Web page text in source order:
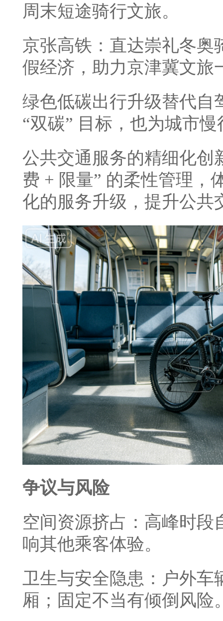
周末短途骑行文旅。
京张高铁：直达崇礼冬奥
假经济，助力京津冀文旅
绿色低碳出行升级替代自
“双碳” 目标，也为城市
公共交通服务的精细化创
费 + 限量” 的柔性管理，
化的服务升级，提升公共
争议与风险
空间资源挤占：高峰时
响其他乘客体验。
卫生与安全隐患：户外车
厢；固定不当有倾倒风险